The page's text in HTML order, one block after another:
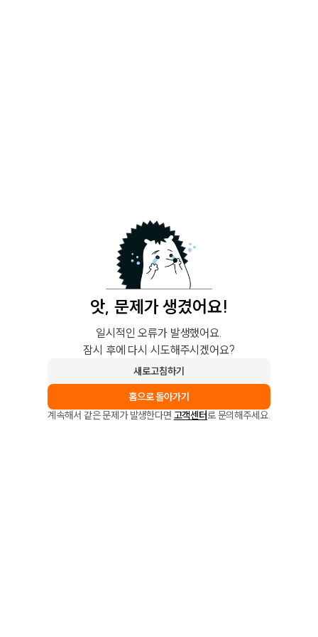
앗, 문제가 생겼어요!
일시적인 오류가 발생했어요.
잠시 후에 다시 시도해주시겠어요?
새로고침하기
홈으로 돌아가기
계속해서 같은 문제가 발생한다면 고객센터로 문의해주세요.